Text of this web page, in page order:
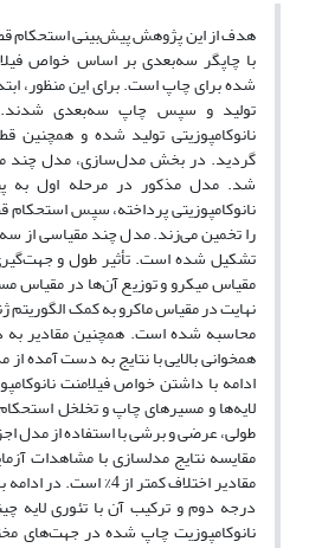
هدف از این پژوهش پیش‌بینی استحکام
با چاپگر سه‌بعدی بر اساس خواص
شده برای چاپ است. برای این منظور،
تولید و سپس چاپ سه‌بعدی
نانوکامپوزیتی تولید شده و همچنین
گردید. در بخش مدل‌سازی، مدل چند
شد. مدل مذکور در مرحله اول به
نانوکامپوزیتی پرداخته، سپس
را تخمین می‌زند. مدل چند مقیاسی از
تشکیل شده است. تأثیر طول و
مقیاس میکرو و توزیع آن‌ها در مقیاس
نهایت در مقیاس ماکرو به کمک الگوریتم
محاسبه شده است. همچنین مقادیر
همخوانی بالایی با نتایج به دست آمده
ادامه با داشتن خواص فیلامنت
لایه‌ها و مسیرهای چاپ و تخلخل
طولی، عرضی و برشی با استفاده از مدل
مقایسه نتایج مدلسازی با مشاهدات
مقادیر اختلاف کمتر از
درجه دوم و ترکیب آن با تئوری لایه
نانوکامپوزیت چاپ شده در جهت‌های